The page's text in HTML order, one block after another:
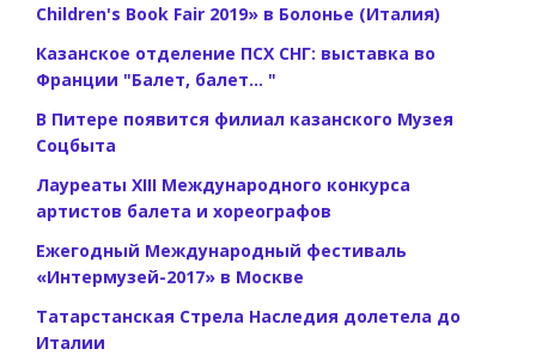
Children's Book Fair 2019» в Болонье (Италия)
Казанское отделение ПСХ СНГ: выставка во
Франции "Балет, балет... "
В Питере появится филиал казанского Музея
Соцбыта
Лауреаты XIII Международного конкурса
артистов балета и хореографов
Ежегодный Международный фестиваль
«Интермузей-2017» в Москве
Татарстанская Стрела Наследия долетела до
Италии